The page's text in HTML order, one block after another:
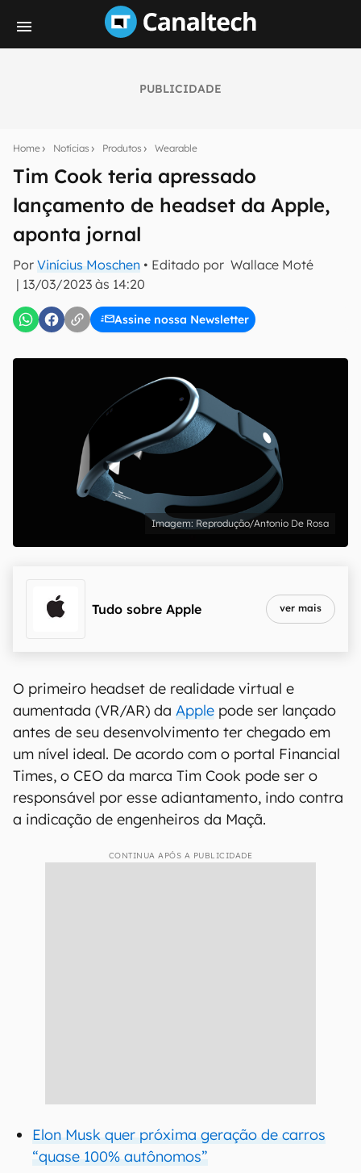
PUBLICIDADE
Home Notícias Produtos Wearable
Tim Cook teria apressado
lançamento de headset da Apple,
aponta jornal
Por Vinícius Moschen • Editado por Wallace Moté
| 13/03/2023 às 14:20
Assine nossa Newsletter
notícias e reviews sobre tecnologia em primeira
mão.
E-mail
inscreva-se
Confirmo que li, aceito e concordo com os Termos de
Uso e Política de Privacidade do Canaltech.
Reprodução/Antonio De Rosa
Tudo sobre Apple ver mais
O primeiro headset de realidade virtual e
aumentada (VR/AR) da Apple pode ser lançado
antes de seu desenvolvimento ter chegado em
um nível ideal. De acordo com o portal Financial
Times, o CEO da marca Tim Cook pode ser o
responsável por esse adiantamento, indo contra
a indicação de engenheiros da Maçã.
CONTINUA APÓS A PUBLICIDADE
Elon Musk quer próxima geração de carros
“quase 100% autônomos”